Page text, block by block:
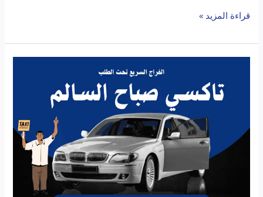
قراءة المزيد »
مغامرتك
الكويتية